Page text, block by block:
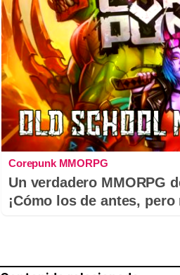
Corepunk MMORPG
Un verdadero MMORPG
¡Cómo los de antes, pero